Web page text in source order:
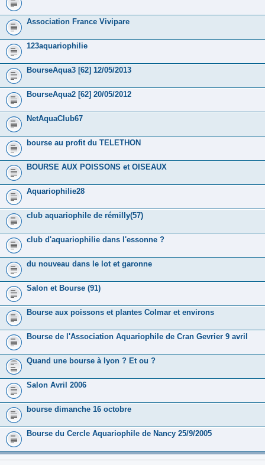
Association France Vivipare
123aquariophilie
BourseAqua3 [62] 12/05/2013
BourseAqua2 [62] 20/05/2012
NetAquaClub67
bourse au profit du TELETHON
BOURSE AUX POISSONS et OISEAUX
Aquariophilie28
club aquariophile de rémilly(57)
club d'aquariophilie dans l'essonne ?
du nouveau dans le lot et garonne
Salon et Bourse (91)
Bourse aux poissons et plantes Colmar et environs
Bourse de l'Association Aquariophile de Cran Gevrier 9 avril
Quand une bourse à lyon ? Et ou ?
Salon Avril 2006
bourse dimanche 16 octobre
Bourse du Cercle Aquariophile de Nancy 25/9/2005